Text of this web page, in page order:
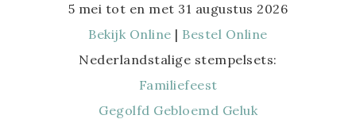
5 mei tot en met 31 augustus 2026
Bekijk Online | Bestel Online
Nederlandstalige stempelsets:
Familiefeest
Gegolfd Gebloemd Geluk